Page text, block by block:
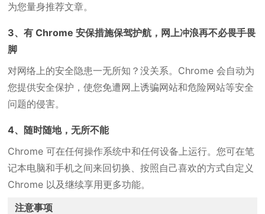
为您量身推荐文章。
3、有 Chrome 安保措施保驾护航，网上冲浪再不必畏手畏
脚
对网络上的安全隐患一无所知？没关系。Chrome 会自动为
您提供安全保护，使您免遭网上诱骗网站和危险网站等安全
问题的侵害。
4、随时随地，无所不能
Chrome 可在任何操作系统中和任何设备上运行。您可在笔
记本电脑和手机之间来回切换、按照自己喜欢的方式自定义
Chrome 以及继续享用更多功能。
注意事项